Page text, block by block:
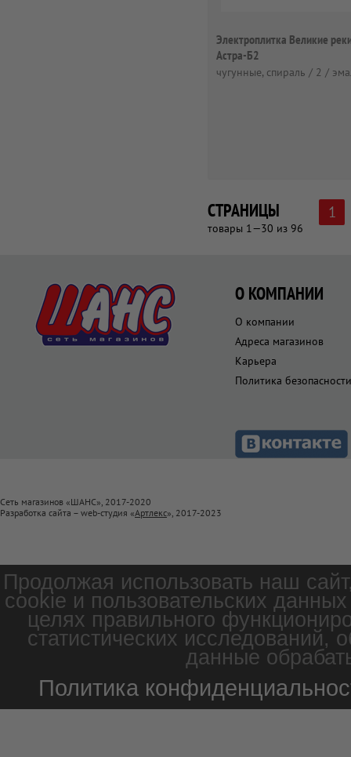
Электроплитка Великие
Астра-Б2
чугунные, спираль / 2 /
СТРАНИЦЫ
товары 1—30 из 96
1
О КОМПАНИИ
О компании
Адреса магазинов
Карьера
Политика безопасности
Сеть магазинов «ШАНС», 2017-2020
Разработка сайта – web-студия «Артлекс», 2017-2023
Продолжая использовать наш
cookie и пользовательских
целях правильного
статистических
данные
Политика